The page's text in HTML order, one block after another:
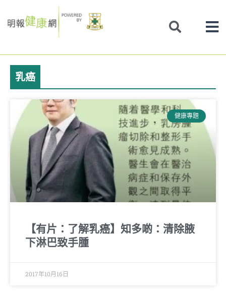
to
乳癌
健康專題
【有片：了解乳癌】知多啲：清除腋
下淋巴致手腫
2017年10月16日
Page
PagePage